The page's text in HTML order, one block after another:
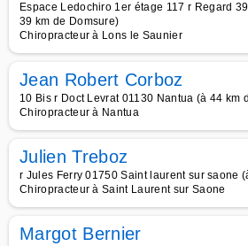
Espace Ledochiro 1er étage 117 r Regard
39 km de Domsure)
Chiropracteur à Lons le Saunier
Jean Robert Corboz
10 Bis r Doct Levrat 01130 Nantua (à 44 km
Chiropracteur à Nantua
Julien Treboz
r Jules Ferry 01750 Saint laurent sur saone
Chiropracteur à Saint Laurent sur Saone
Margot Bernier